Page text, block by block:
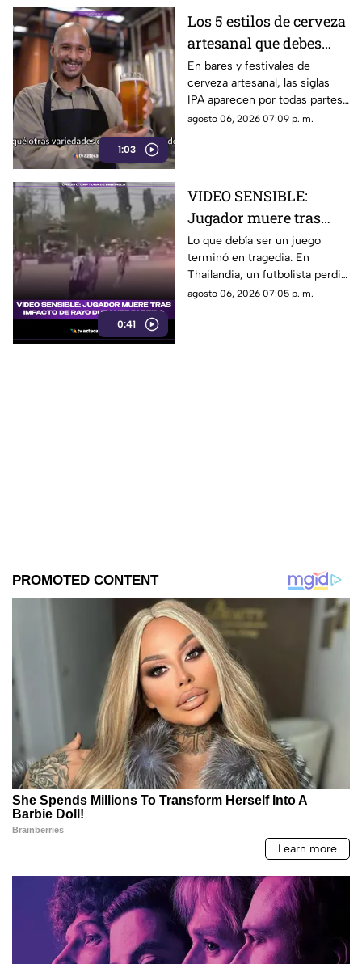
1:03
Los 5 estilos de cerveza
artesanal que debes
conocer
En bares y festivales de
cerveza artesanal, las siglas
IPA aparecen por todas partes.
Pero, ¿qué significa realmente
agosto 06, 2026 07:09 p. m.
0:41
VIDEO SENSIBLE:
Jugador muere tras
impacto de rayo
durante partido
Lo que debía ser un juego
terminó en tragedia. En
Thailandia, un futbolista perdió
la vida al ser alcanzado por un
agosto 06, 2026 07:05 p. m.